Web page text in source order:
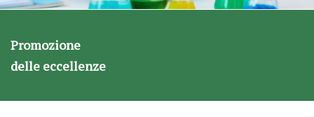
Promozione
delle eccellenze